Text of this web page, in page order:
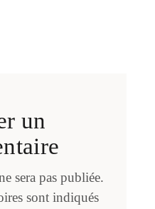
un
sera pas publiée.
sont indiqués